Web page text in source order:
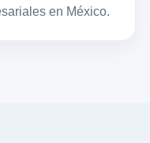
en México.